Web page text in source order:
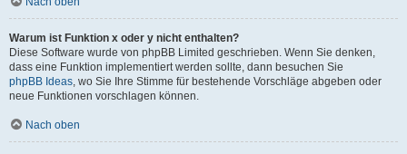
Warum ist Funktion x oder y nicht enthalten?
Diese Software wurde von phpBB Limited geschrieben. Wenn Sie denken,
dass eine Funktion implementiert werden sollte, dann besuchen Sie
phpBB Ideas, wo Sie Ihre Stimme für bestehende Vorschläge abgeben oder
neue Funktionen vorschlagen können.
Nach oben